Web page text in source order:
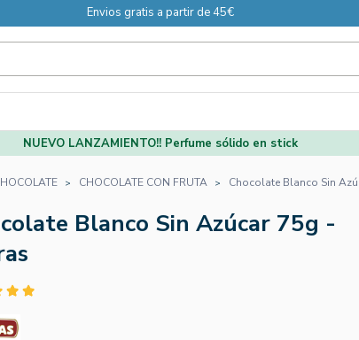
Envios gratis a partir de 45€
NUEVO LANZAMIENTO!! Perfume sólido en stick
CHOCOLATE CON FRUTA Chocolate Blanco Sin
Blanco Sin Azúcar 75g -